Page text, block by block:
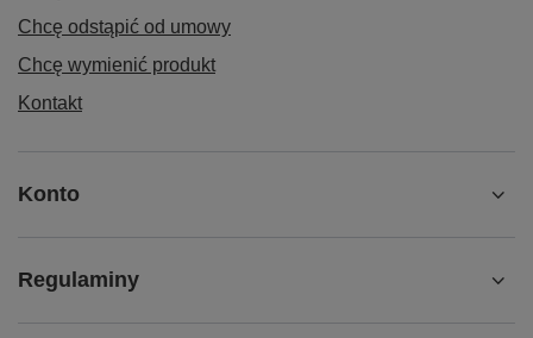
Chcę odstąpić od umowy
Chcę wymienić produkt
Kontakt
Konto
Regulaminy